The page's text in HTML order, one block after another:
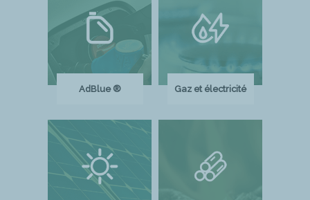
AdBlue ® Gaz et électricité